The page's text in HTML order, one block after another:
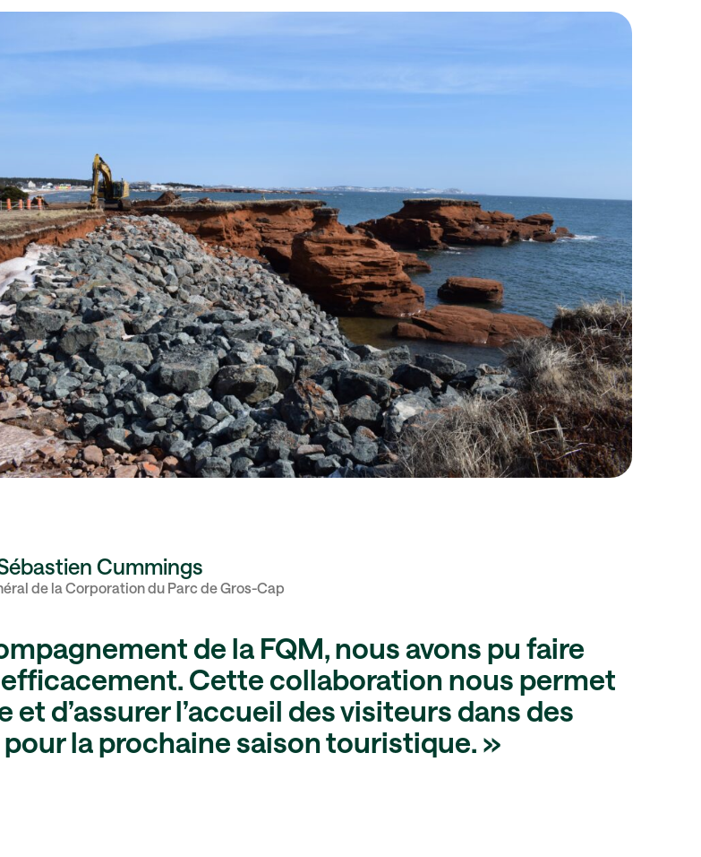
de la FQM, nous avons pu faire
Cette collaboration nous permet
d’assurer l’accueil des visiteurs dans des
la prochaine saison touristique. »
Cummings
de la Corporation du Parc de Gros-Cap